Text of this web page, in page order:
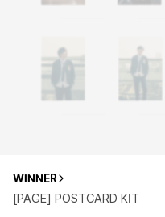
WINNER
[PAGE] POSTCARD KIT